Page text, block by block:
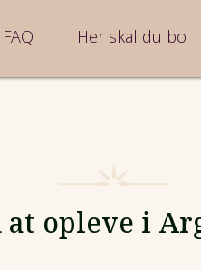
FAQ Her skal du bo
opleve i